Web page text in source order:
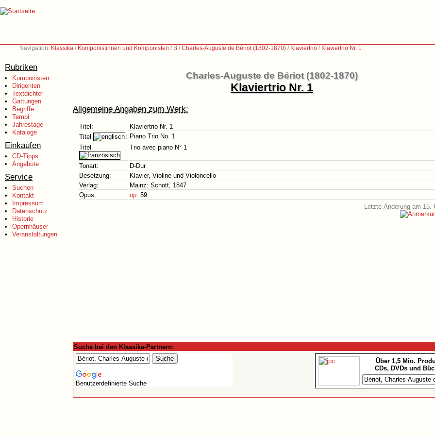
Navigation: Klassika / Komponistinnen und Komponisten / B /Charles-Auguste de Bériot (1802-1870) / Klaviertrio / Klaviertrio Nr. 1
Rubriken
Komponisten
Dirigenten
Textdichter
Gattungen
Begriffe
Tempi
Jahrestage
Kataloge
Einkaufen
CD-Tipps
Angebote
Service
Suchen
Kontakt
Impressum
Datenschutz
Historie
Opernhäuser
Veranstaltungen
Charles-Auguste de Bériot (1802-1870)
Klaviertrio Nr. 1
Allgemeine Angaben zum Werk:
Titel:
Klaviertrio Nr. 1
Titel
: Piano Trio No. 1
Titel
:
Trio avec piano N° 1
Tonart:
D-Dur
Besetzung:
Klavier, Violine und Violoncello
Verlag:
Mainz: Schott, 1847
Opus:
op. 59
Letzte Änderung am 15.
Suche bei den Klassika-Partnern:
Benutzerdefinierte Suche
Über 1,5 Mio.
CDs, DVDs und